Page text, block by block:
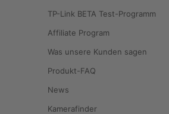
TP-Link BETA Test-Programm
Affiliate Program
Was unsere Kunden sagen
Produkt-FAQ
News
Kamerafinder